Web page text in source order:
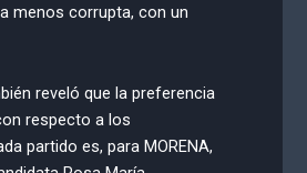
menos corrupta, con un
reveló que la preferencia
respecto a los
partido es, para MORENA,